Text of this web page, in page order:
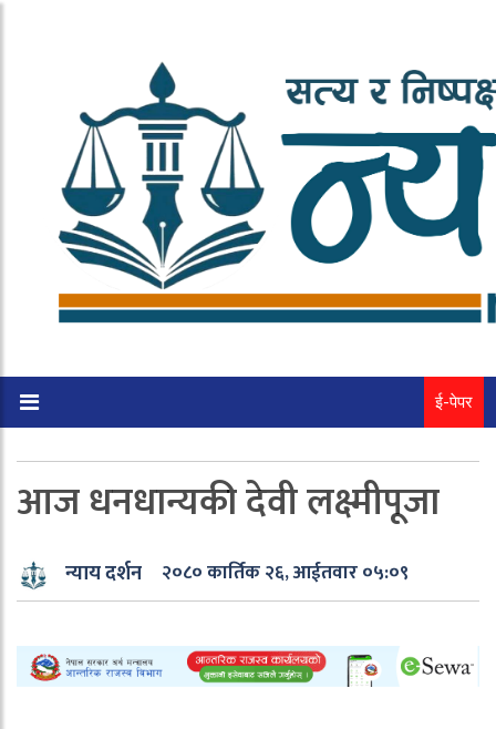
ई-पेपर
आज धनधान्यकी देवी लक्ष्मीपूजा
न्याय दर्शन २०८० कार्तिक २६, आईतवार ०५:०९